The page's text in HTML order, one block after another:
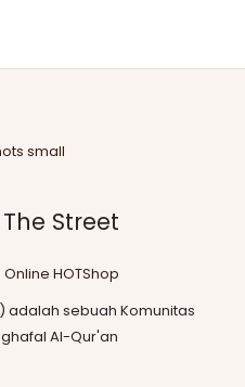
Street
HOTShop
adalah sebuah Komunitas
Al-Qur'an